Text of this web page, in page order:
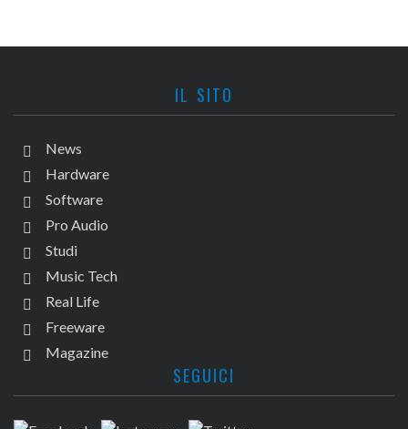
IL SITO
News
Hardware
Software
Pro Audio
Studi
Music Tech
Real Life
Freeware
Magazine
SEGUICI